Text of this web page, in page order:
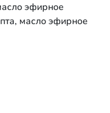
эфирное
масло эфирное